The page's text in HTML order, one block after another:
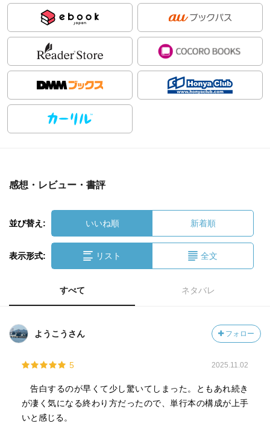
感想・レビュー・書評
並び替え: いいね順 新着順
表示形式: リスト 全文
すべて ネタバレ
ようこうさん フォロー
5 2025.11.02
告白するのが早くて少し驚いてしまった。ともあれ続き
が凄く気になる終わり方だったので、単行本の構成が上手
いと感じる。